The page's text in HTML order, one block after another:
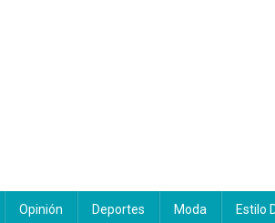
Opinión Deportes Moda Estilo